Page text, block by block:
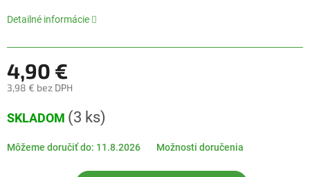
hviezdičiek.
Detailné informácie
4,90 €
3,98 € bez DPH
cena:
SKLADOM (3 ks)
Môžeme doručiť do: 11.8.2026 Možnosti doručenia